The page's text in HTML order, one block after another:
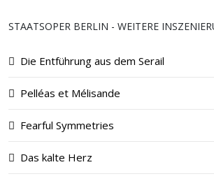
STAATSOPER BERLIN - WEITERE
Die Entführung aus dem Serail
Pelléas et Mélisande
Fearful Symmetries
Das kalte Herz